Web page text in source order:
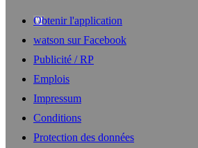
Obtenir l'application
watson sur Facebook
Publicité / RP
Emplois
Impressum
Conditions
Protection des données